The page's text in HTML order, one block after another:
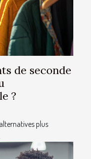
de seconde
?
plus